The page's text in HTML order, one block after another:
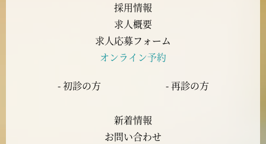
2023年7月
2023年4月
採用情報
求人概要
求人応募フォーム
オンライン予約
- 初診の方 - 再診の方
新着情報
お問い合わせ